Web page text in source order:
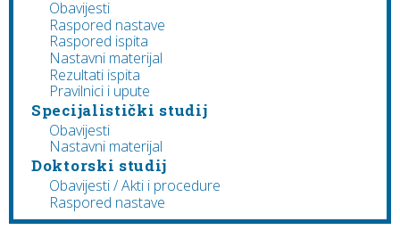
Obavijesti
Raspored nastave
Raspored ispita
Nastavni materijal
Rezultati ispita
Pravilnici i upute
Specijalistički studij
Obavijesti
Nastavni materijal
Doktorski studij
Obavijesti / Akti i procedure
Raspored nastave